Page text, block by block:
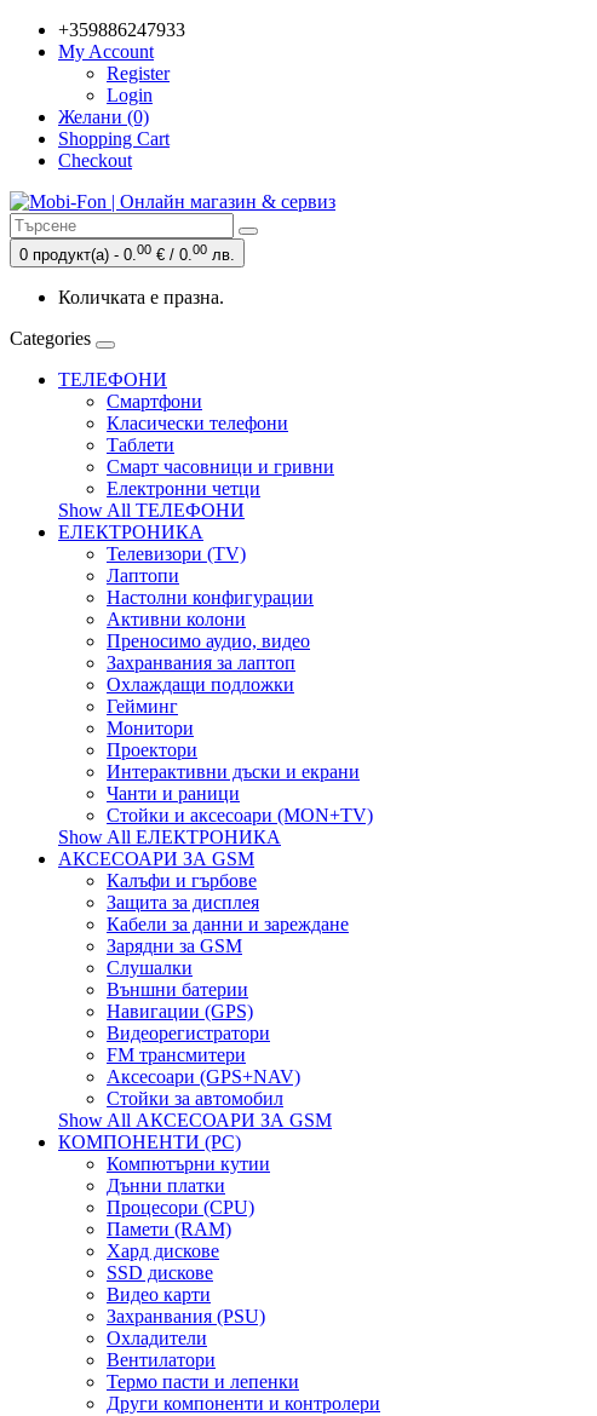
+359886247933
My Account
Register
Login
Желани (0)
Shopping Cart
Checkout
0 продукт(а) - 0.00 € / 0.00 лв.
Количката е празна.
Categories
ТЕЛЕФОНИ
Смартфони
Класически телефони
Таблети
Смарт часовници и гривни
Електронни четци
Show All ТЕЛЕФОНИ
ЕЛЕКТРОНИКА
Телевизори (TV)
Лаптопи
Настолни конфигурации
Активни колони
Преносимо аудио, видео
Захранвания за лаптоп
Охлаждащи подложки
Гейминг
Монитори
Проектори
Интерактивни дъски и екрани
Чанти и раници
Стойки и аксесоари (MON+TV)
Show All ЕЛЕКТРОНИКА
АКСЕСОАРИ ЗА GSM
Калъфи и гърбове
Защита за дисплея
Кабели за данни и зареждане
Зарядни за GSM
Слушалки
Външни батерии
Навигации (GPS)
Видеорегистратори
FM трансмитери
Аксесоари (GPS+NAV)
Стойки за автомобил
Show All АКСЕСОАРИ ЗА GSM
КОМПОНЕНТИ (PC)
Компютърни кутии
Дънни платки
Процесори (CPU)
Памети (RAM)
Хард дискове
SSD дискове
Видео карти
Захранвания (PSU)
Охладители
Вентилатори
Термо пасти и лепенки
Други компоненти и контролери